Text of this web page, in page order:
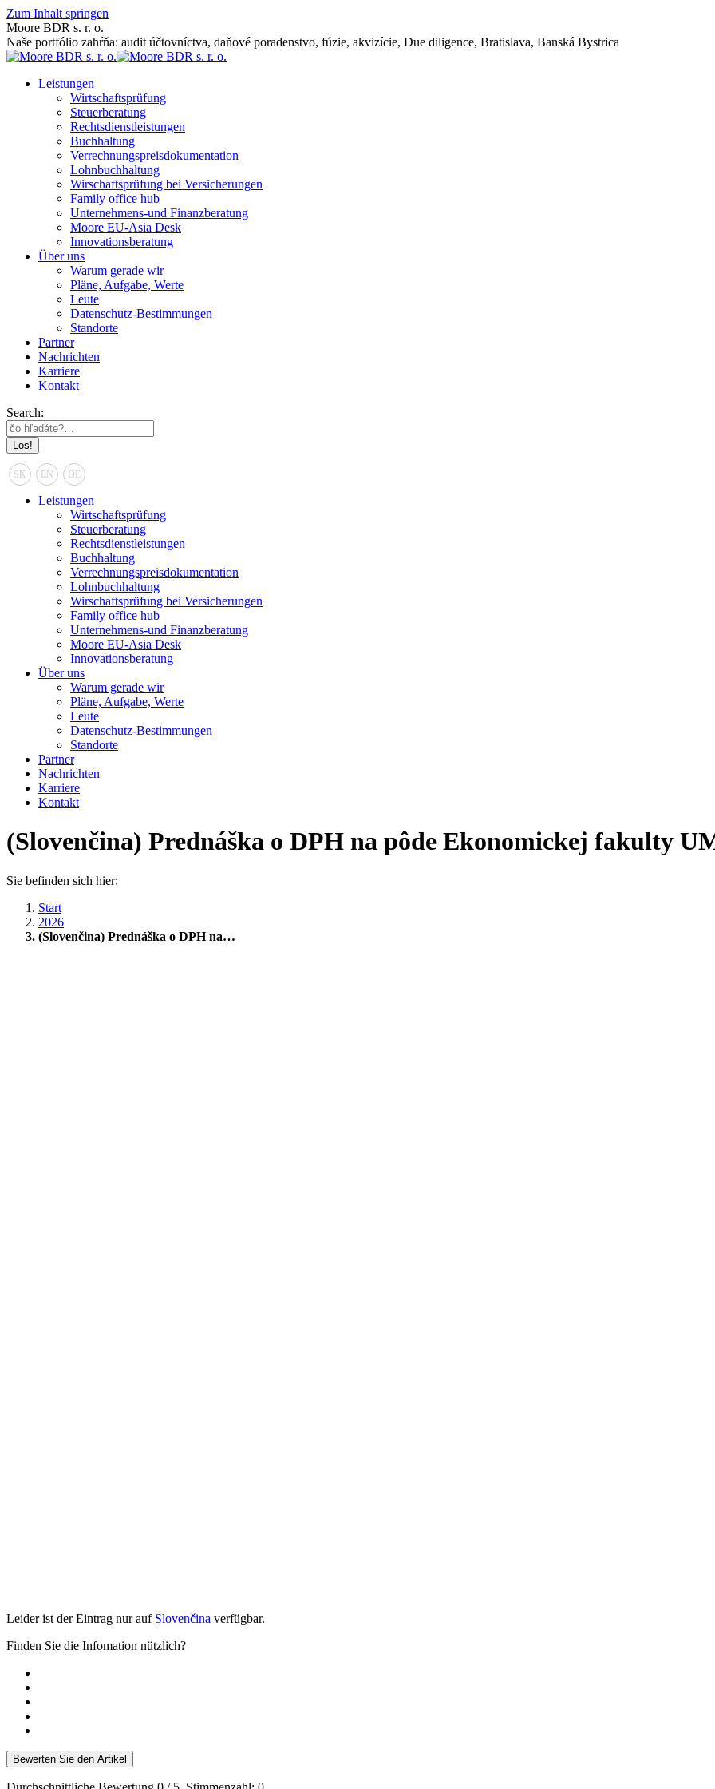
Zum Inhalt springen
Moore BDR s. r. o.
Naše portfólio zahŕňa: audit účtovníctva, daňové poradenstvo, fúzie, akvizície, Due diligence, Bratislava, Banská Bystrica
Leistungen
Wirtschaftsprüfung
Steuerberatung
Rechtsdienstleistungen
Buchhaltung
Verrechnungspreisdokumentation
Lohnbuchhaltung
Wirschaftsprüfung bei Versicherungen
Family office hub
Unternehmens-und Finanzberatung
Moore EU-Asia Desk
Innovationsberatung
Über uns
Warum gerade wir
Pläne, Aufgabe, Werte
Leute
Datenschutz-Bestimmungen
Standorte
Partner
Nachrichten
Karriere
Kontakt
Search:
SK EN DE
Leistungen
Wirtschaftsprüfung
Steuerberatung
Rechtsdienstleistungen
Buchhaltung
Verrechnungspreisdokumentation
Lohnbuchhaltung
Wirschaftsprüfung bei Versicherungen
Family office hub
Unternehmens-und Finanzberatung
Moore EU-Asia Desk
Innovationsberatung
Über uns
Warum gerade wir
Pläne, Aufgabe, Werte
Leute
Datenschutz-Bestimmungen
Standorte
Partner
Nachrichten
Karriere
Kontakt
(Slovenčina) Prednáška o DPH na pôde Ekonomickej fakulty
Sie befinden sich hier:
Start
2026
(Slovenčina) Prednáška o DPH na…
Leider ist der Eintrag nur auf Slovenčina verfügbar.
Finden Sie die Infomation nützlich?
Bewerten Sie den Artikel